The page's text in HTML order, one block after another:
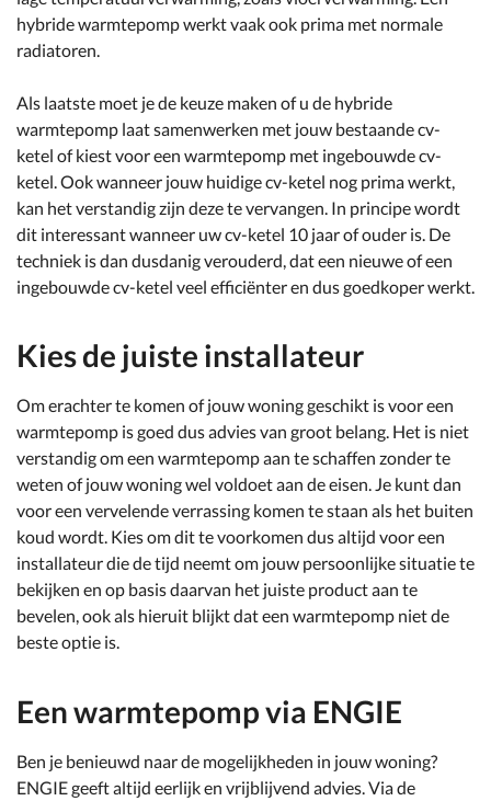
hybride warmtepomp werkt vaak ook prima met normale
radiatoren.
Als laatste moet je de keuze maken of u de hybride
warmtepomp laat samenwerken met jouw bestaande cv-
ketel of kiest voor een warmtepomp met ingebouwde cv-
ketel. Ook wanneer jouw huidige cv-ketel nog prima werkt,
kan het verstandig zijn deze te vervangen. In principe wordt
dit interessant wanneer uw cv-ketel 10 jaar of ouder is. De
techniek is dan dusdanig verouderd, dat een nieuwe of een
ingebouwde cv-ketel veel efficiënter en dus goedkoper werkt.
Kies de juiste installateur
Om erachter te komen of jouw woning geschikt is voor een
warmtepomp is goed dus advies van groot belang. Het is niet
verstandig om een warmtepomp aan te schaffen zonder te
weten of jouw woning wel voldoet aan de eisen. Je kunt dan
voor een vervelende verrassing komen te staan als het buiten
koud wordt. Kies om dit te voorkomen dus altijd voor een
installateur die de tijd neemt om jouw persoonlijke situatie te
bekijken en op basis daarvan het juiste product aan te
bevelen, ook als hieruit blijkt dat een warmtepomp niet de
beste optie is.
Een warmtepomp via ENGIE
Ben je benieuwd naar de mogelijkheden in jouw woning?
ENGIE geeft altijd eerlijk en vrijblijvend advies. Via de